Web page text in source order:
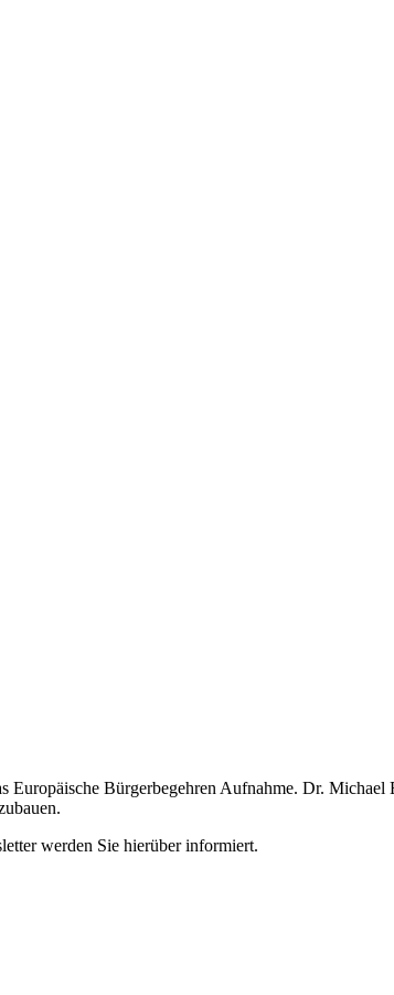
Europäische Bürgerbegehren Aufnahme. Dr. Michael
werden Sie hierüber informiert.